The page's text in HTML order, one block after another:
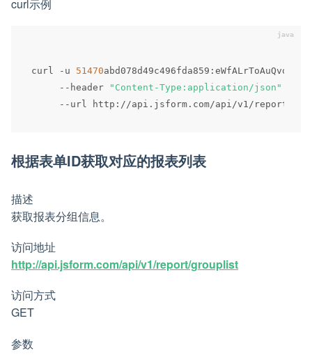
curl示例
curl - u 51470abd078d49c496fda859 :
-- header "Content-Type:application/json"
-- url http : / /api . jsform . com/api /v1 / report
根据表单ID获取对应的报表列表
描述
获取报表分组信息。
访问地址
http://api.jsform.com/api/v1/report/grouplist
访问方式
GET
参数